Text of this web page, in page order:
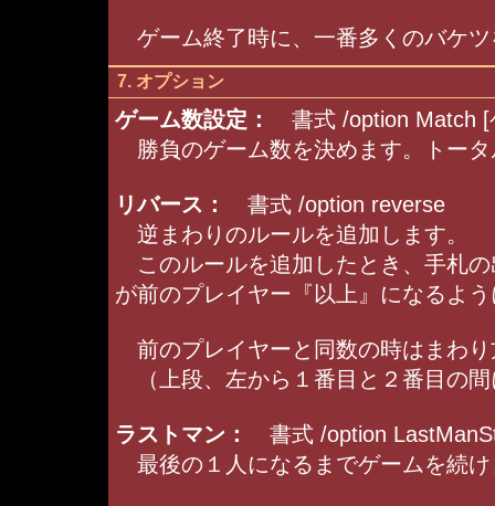
ゲーム終了時に、一番多くのバケ
7. オプション
ゲーム数設定：
書式 /option Match [
勝負のゲーム数を決めます。トー
リバース：
書式 /option reverse
逆まわりのルールを追加します。
このルールを追加したとき、手札
が前のプレイヤー『以上』になるよ
前のプレイヤーと同数の時はまわ
（上段、左から１番目と２番目の
ラストマン：
書式 /option
最後の１人になるまでゲームを続け